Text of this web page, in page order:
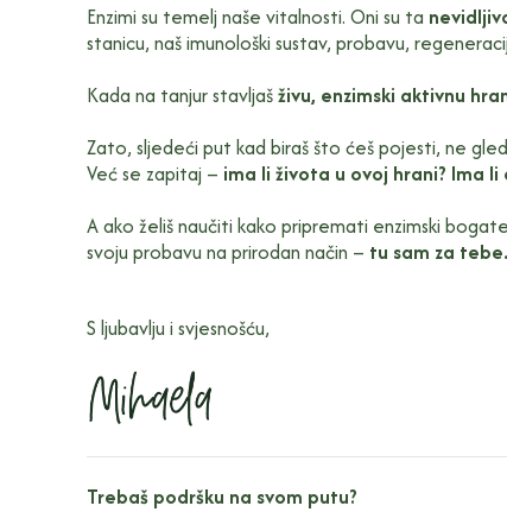
Enzimi su temelj naše vitalnosti. Oni su ta
stanicu, naš imunološki sustav, probavu,
Kada na tanjur stavljašživu, enzimski aktivnu
Zato, sljedeći put kad biraš što ćeš pojesti, ne
Već se zapitaj – ima li života u ovoj hrani? Ima li
A ako želiš naučiti kako pripremati enzimski
svoju probavu na prirodan način – tu sam za tebe.
S ljubavlju i svjesnošću,
Trebaš podršku na svom putu?